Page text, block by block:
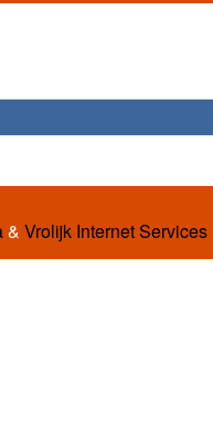
& Vrolijk Internet Services